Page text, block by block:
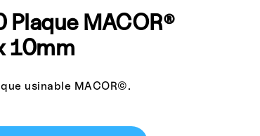
MACOR®
10mm
usinable MACOR©.